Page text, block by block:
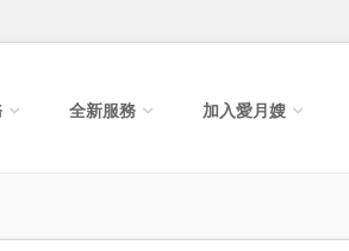
全新服務 加入愛月嫂